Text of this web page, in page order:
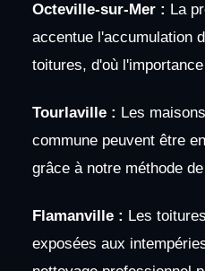
Octeville-sur-Mer : La
accentue l'accumulation
toitures, d'où
Tourlaville : Les
commune peuvent être
grâce à notre méthode
Flamanville : Les
exposées aux